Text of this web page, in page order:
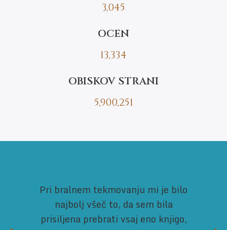
3,045
OCEN
13,334
OBISKOV STRANI
5,900,251
Pri bralnem tekmovanju mi je bilo
najbolj všeč to, da sem bila
prisiljena prebrati vsaj eno knjigo,